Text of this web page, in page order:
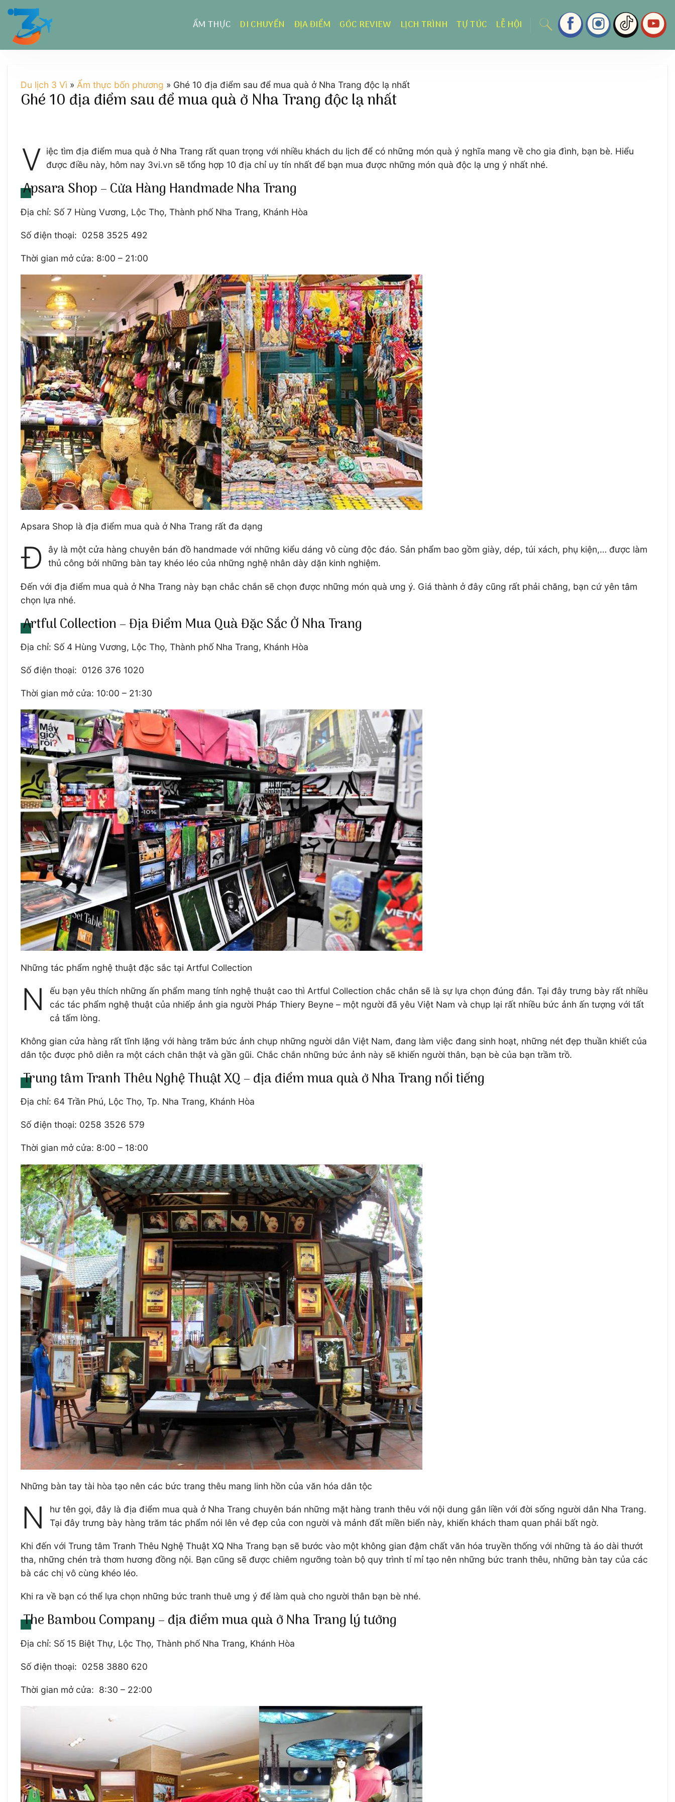
Chuyển
dung
ẨM THỰC DI CHUYỂN ĐỊA ĐIỂM GÓC REVIEW LỊCH TRÌNH TỰ TÚC LỄ HỘI
Du lịch 3 Vì » Ẩm thực bốn phương » Ghé 10 địa điểm sau để mua quà ở Nha Trang độc lạ nhất
Ghé 10 địa điểm sau để mua quà ở Nha Trang độc lạ nhất
V iệc tìm địa điểm mua quà ở Nha Trang rất quan trọng với nhiều khách du lịch để có những món quà ý nghĩa mang về cho gia đình, bạn bè. Hiểu
được điều này, hôm nay 3vi.vn sẽ tổng hợp 10 địa chỉ uy tín nhất để bạn mua được những món quà độc lạ ưng ý nhất nhé.
Apsara Shop – Cửa Hàng Handmade Nha Trang
Địa chỉ: Số 7 Hùng Vương, Lộc Thọ, Thành phố Nha Trang, Khánh Hòa
Số điện thoại: 0258 3525 492
Thời gian mở cửa: 8:00 – 21:00
Apsara Shop là địa điểm mua quà ở Nha Trang rất đa dạng
Đ
ây là một cửa hàng chuyên bán đồ handmade với những kiểu dáng vô cùng độc đáo. Sản phẩm bao gồm giày, dép, túi xách, phụ kiện,… được làm
thủ công bởi những bàn tay khéo léo của những nghệ nhân dày dặn kinh nghiệm.
Đến với địa điểm mua quà ở Nha Trang này bạn chắc chắn sẽ chọn được những món quà ưng ý. Giá thành ở đây cũng rất phải chăng, bạn cứ yên tâm
chọn lựa nhé.
Artful Collection – Địa Điểm Mua Quà Đặc Sắc Ở Nha Trang
Địa chỉ: Số 4 Hùng Vương, Lộc Thọ, Thành phố Nha Trang, Khánh Hòa
Số điện thoại: 0126 376 1020
Thời gian mở cửa: 10:00 – 21:30
Những tác phẩm nghệ thuật đặc sắc tại Artful Collection
N
ếu bạn yêu thích những ấn phẩm mang tính nghệ thuật cao thì Artful Collection chắc chắn sẽ là sự lựa chọn đúng đắn. Tại đây trưng bày rất nhiều
các tác phẩm nghệ thuật của nhiếp ảnh gia người Pháp Thiery Beyne – một người đã yêu Việt Nam và chụp lại rất nhiều bức ảnh ấn tượng với tất
cả tấm lòng.
Không gian cửa hàng rất tĩnh lặng với hàng trăm bức ảnh chụp những người dân Việt Nam, đang làm việc đang sinh hoạt, những nét đẹp thuần khiết của
dân tộc được phô diễn ra một cách chân thật và gần gũi. Chắc chắn những bức ảnh này sẽ khiến người thân, bạn bè của bạn trầm trồ.
Trung tâm Tranh Thêu Nghệ Thuật XQ – địa điểm mua quà ở Nha Trang nổi tiếng
Địa chỉ: 64 Trần Phú, Lộc Thọ, Tp. Nha Trang, Khánh Hòa
Số điện thoại: 0258 3526 579
Thời gian mở cửa: 8:00 – 18:00
Những bàn tay tài hòa tạo nên các bức trang thêu mang linh hồn của văn hóa dân tộc
N
hư tên gọi, đây là địa điểm mua quà ở Nha Trang chuyên bán những mặt hàng tranh thêu với nội dung gắn liền với đời sống người dân Nha Trang.
Tại đây trưng bày hàng trăm tác phẩm nói lên vẻ đẹp của con người và mảnh đất miền biển này, khiến khách tham quan phải bất ngờ.
Khi đến với Trung tâm Tranh Thêu Nghệ Thuật XQ Nha Trang bạn sẽ bước vào một không gian đậm chất văn hóa truyền thống với những tà áo dài thướt
tha, những chén trà thơm hương đồng nội. Bạn cũng sẽ được chiêm ngưỡng toàn bộ quy trình tỉ mỉ tạo nên những bức tranh thêu, những bàn tay của các
bà các chị vô cùng khéo léo.
Khi ra về bạn có thể lựa chọn những bức tranh thuê ưng ý để làm quà cho người thân bạn bè nhé.
The Bambou Company – địa điểm mua quà ở Nha Trang lý tưởng
Địa chỉ: Số 15 Biệt Thự, Lộc Thọ, Thành phố Nha Trang, Khánh Hòa
Số điện thoại: 0258 3880 620
Thời gian mở cửa: 8:30 – 22:00